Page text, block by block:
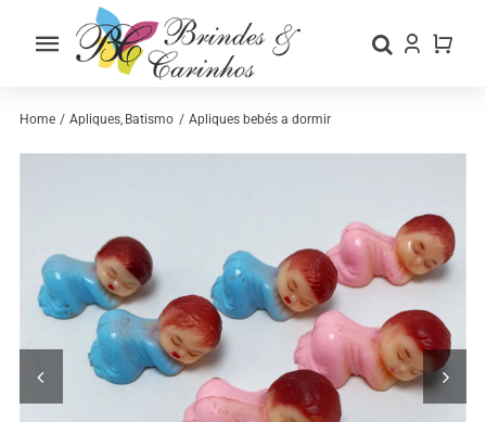
Toggle
Home
Categorias
Contactos
Home Apliques Batismo Apliques bebés a dormir